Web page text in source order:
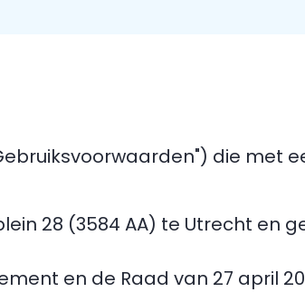
die met
28 (3584 AA) te Utrecht en
en de Raad van 27 april